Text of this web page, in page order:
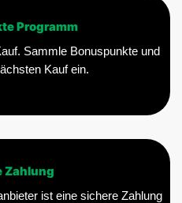
Programm
Sammle Bonuspunkte und
Kauf ein.
Zahlung
ist eine sichere Zahlung